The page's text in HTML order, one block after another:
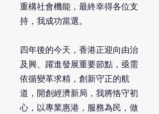
重構社會機能，最終幸得各位支
持，我成功當選。
四年後的今天，香港正迎向由治
及興、躍進發展重要節點，亟需
依循變革求精，創新守正的航
道，開創經濟新局，我將恪守初
心，以專業惠港，服務為民，做